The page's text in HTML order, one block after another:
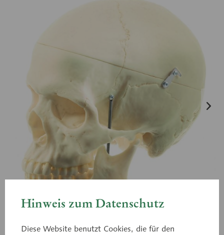
Hinweis zum Datenschutz
Diese Website benutzt Cookies, die für den